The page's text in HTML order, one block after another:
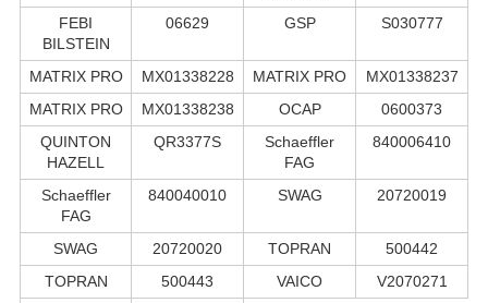
FEBI
BILSTEIN
06629 GSP S030777
MATRIX PRO MX01338228 MATRIX PRO
MX01338237
MATRIX PRO
MX01338238 OCAP
0600373
QUINTON
HAZELL
QR3377S
Schaeffler
FAG
840006410
Schaeffler
FAG
840040010 SWAG 20720019
SWAG 20720020 TOPRAN
500442
TOPRAN
500443 VAICO
V2070271